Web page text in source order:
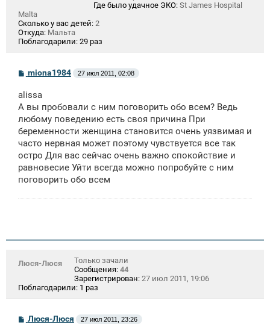
Где было удачное ЭКО: St James Hospital
Malta
Сколько у вас детей: 2
Откуда: Мальта
Поблагодарили: 29 раз
С
о
б
щ
н
и
е
miona1984 27 июл 2011, 02:08
alissa
А вы пробовали с ним поговорить обо всем? Ведь
любому поведению есть своя причина При
беременности женщина становится очень уязвимая и
часто нервная может поэтому чувствуется все так
остро Для вас сейчас очень важно спокойствие и
равновесие Уйти всегда можно попробуйте с ним
поговорить обо всем
Люся-Люся
Только зачали
Сообщения: 44
Зарегистрирован: 27 июл 2011, 19:06
Поблагодарили: 1 раз
С
Люся-Люся 27 июл 2011, 23:26